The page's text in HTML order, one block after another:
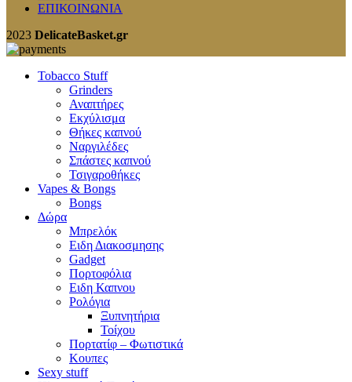
ΕΠΙΚΟΙΝΩΝΙΑ
2023 DelicateBasket.gr
Tobacco Stuff
Grinders
Αναπτήρες
Εκχύλισμα
Θήκες καπνού
Ναργιλέδες
Σπάστες καπνού
Τσιγαροθήκες
Vapes & Bongs
Bongs
Δώρα
Μπρελόκ
Eιδη Διακοσμησης
Gadget
Πορτοφόλια
Ειδη Καπνου
Ρολόγια
Ξυπνητήρια
Τοίχου
Πορτατίφ – Φωτιστικά
Κουπες
Sexy stuff